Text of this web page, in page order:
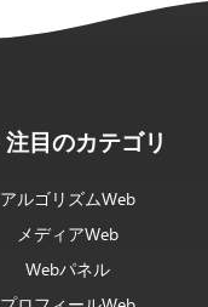
注目のカテゴリ
アルゴリズムWeb
メディアWeb
Webパネル